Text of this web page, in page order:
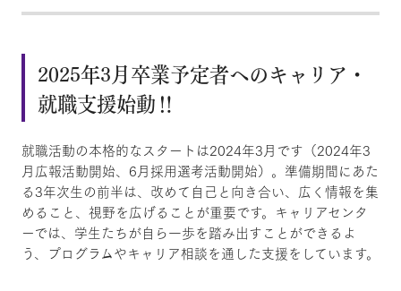
2025年3月卒業予定者へのキャリア・
就職支援始動‼
就職活動の本格的なスタートは2024年3月です（2024年3
月広報活動開始、6月採用選考活動開始）。準備期間にあた
る3年次生の前半は、改めて自己と向き合い、広く情報を集
めること、視野を広げることが重要です。キャリアセンタ
ーでは、学生たちが自ら一歩を踏み出すことができるよ
う、プログラムやキャリア相談を通した支援をしています。